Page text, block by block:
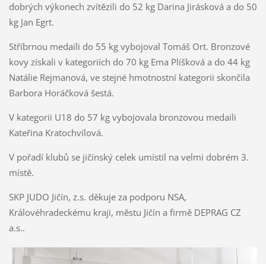
dobrých výkonech zvítězili do 52 kg Darina Jirásková a do 50
kg Jan Egrt.
Stříbrnou medaili do 55 kg vybojoval Tomáš Ort. Bronzové
kovy získali v kategoriích do 70 kg Ema Plíšková a do 44 kg
Natálie Rejmanová, ve stejné hmotnostní kategorii skončila
Barbora Horáčková šestá.
V kategorii U18 do 57 kg vybojovala bronzovou medaili
Kateřina Kratochvílová.
V pořadí klubů se jičínský celek umístil na velmi dobrém 3.
místě.
SKP JUDO Jičín, z.s. děkuje za podporu NSA,
Královéhradeckému kraji, městu Jičín a firmě DEPRAG CZ
a.s..